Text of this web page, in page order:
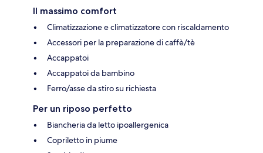
Il massimo comfort
Climatizzazione e climatizzatore con riscaldamento
Accessori per la preparazione di caffè/tè
Accappatoi
Accappatoi da bambino
Ferro/asse da stiro su richiesta
Per un riposo perfetto
Biancheria da letto ipoallergenica
Copriletto in piume